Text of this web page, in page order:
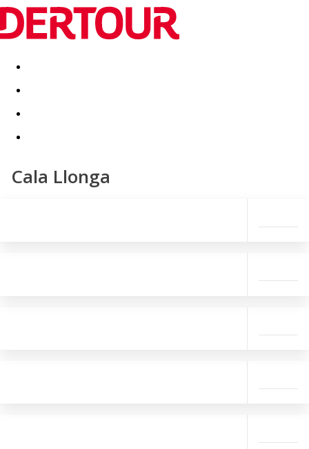
Destinatii Vacanta perfecta OFERTE DE NERATAT
Cala Llonga